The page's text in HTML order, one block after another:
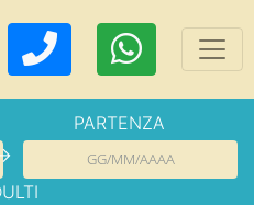
PARTENZA